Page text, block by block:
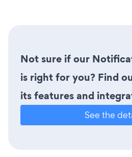
Not sure if our
is right for you? Find
its features and
See the